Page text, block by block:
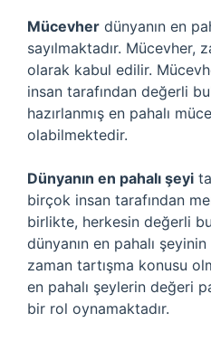
Mücevher dünyanın en
sayılmaktadır. Mücevher,
olarak kabul edilir.
insan tarafından değerli
hazırlanmış en pahalı
olabilmektedir.
Dünyanın en pahalı şeyi
birçok insan tarafından
birlikte, herkesin değerli
dünyanın en pahalı
zaman tartışma konusu
en pahalı şeylerin değeri
bir rol oynamaktadır.